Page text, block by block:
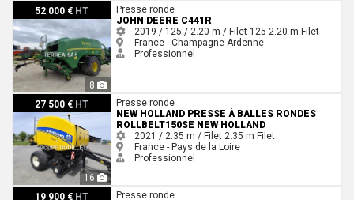
52 000 € HT
8
John Deere C441R
Presse ronde
JOHN DEERE C441R
2019 / 125 / 2.20 m / Filet 125 2.20 m Filet
France - Champagne-Ardenne
Professionnel
27 500 € HT
16
New Holland Presse à balles rondes ROLLBELT150SE New Holland
Presse ronde
NEW HOLLAND PRESSE À BALLES RONDES
ROLLBELT150SE NEW HOLLAND
2021 / 2.35 m / Filet 2.35 m Filet
France - Pays de la Loire
Professionnel
19 900 € HT
Case IH Presse à balles rondes RB455 Case IH
Presse ronde